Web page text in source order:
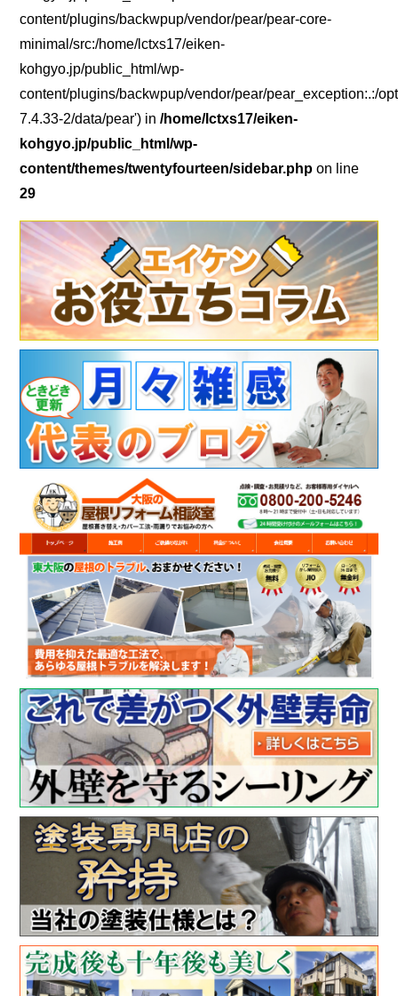
content/plugins/backwpup/vendor/pear/pear-core-
minimal/src:/home/lctxs17/eiken-
kohgyo.jp/public_html/wp-
content/plugins/backwpup/vendor/pear/pear_exception:.:/
7.4.33-2/data/pear') in/home/lctxs17/eiken-
kohgyo.jp/public_html/wp-
content/themes/twentyfourteen/sidebar.php on line
29